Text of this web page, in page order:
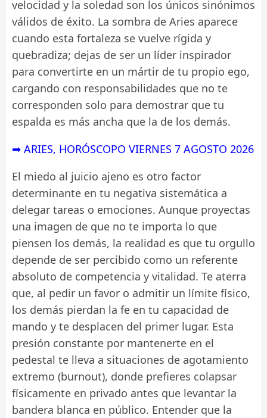
velocidad y la soledad son los únicos sinónimos
válidos de éxito. La sombra de Aries aparece
cuando esta fortaleza se vuelve rígida y
quebradiza; dejas de ser un líder inspirador
para convertirte en un mártir de tu propio ego,
cargando con responsabilidades que no te
corresponden solo para demostrar que tu
espalda es más ancha que la de los demás.
➡ ARIES, HORÓSCOPO VIERNES 7 AGOSTO 2026
El miedo al juicio ajeno es otro factor
determinante en tu negativa sistemática a
delegar tareas o emociones. Aunque proyectas
una imagen de que no te importa lo que
piensen los demás, la realidad es que tu orgullo
depende de ser percibido como un referente
absoluto de competencia y vitalidad. Te aterra
que, al pedir un favor o admitir un límite físico,
los demás pierdan la fe en tu capacidad de
mando y te desplacen del primer lugar. Esta
presión constante por mantenerte en el
pedestal te lleva a situaciones de agotamiento
extremo (burnout), donde prefieres colapsar
físicamente en privado antes que levantar la
bandera blanca en público. Entender que la